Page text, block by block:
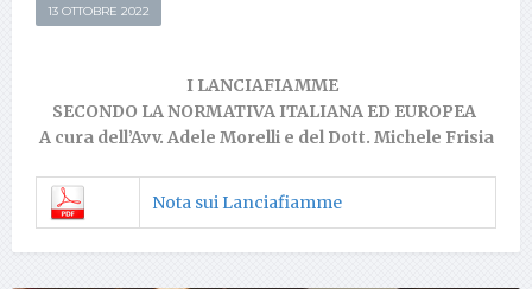
13 OTTOBRE 2022
I LANCIAFIAMME
SECONDO LA NORMATIVA ITALIANA ED EUROPEA
A cura dell’Avv. Adele Morelli e del Dott. Michele Frisia
Nota sui Lanciafiamme